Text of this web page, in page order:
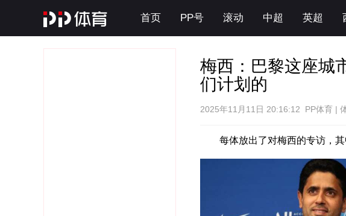
首页 PP号 滚动 中超 英超
梅西：巴黎这座城
们计划的
2025年11月11日 20:16:12 PP体育 |
每体放出了对梅西的专访，